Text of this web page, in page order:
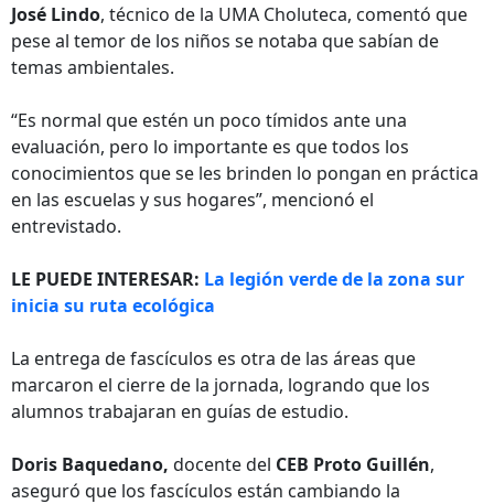
José Lindo, técnico de la UMA Choluteca, comentó que
pese al temor de los niños se notaba que sabían de
temas ambientales.
“Es normal que estén un poco tímidos ante una
evaluación, pero lo importante es que todos los
conocimientos que se les brinden lo pongan en práctica
en las escuelas y sus hogares”, mencionó el
entrevistado.
LE PUEDE INTERESAR: La legión verde de la zona sur
inicia su ruta ecológica
La entrega de fascículos es otra de las áreas que
marcaron el cierre de la jornada, logrando que los
alumnos trabajaran en guías de estudio.
Doris Baquedano, docente del CEB Proto Guillén,
aseguró que los fascículos están cambiando la